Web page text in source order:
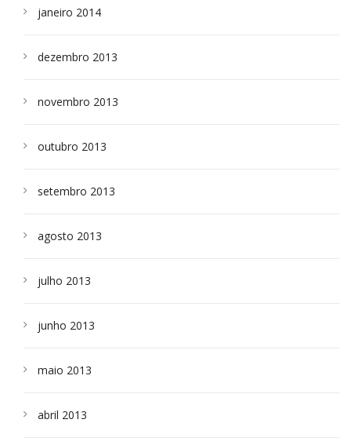
janeiro 2014
dezembro 2013
novembro 2013
outubro 2013
setembro 2013
agosto 2013
julho 2013
junho 2013
maio 2013
abril 2013